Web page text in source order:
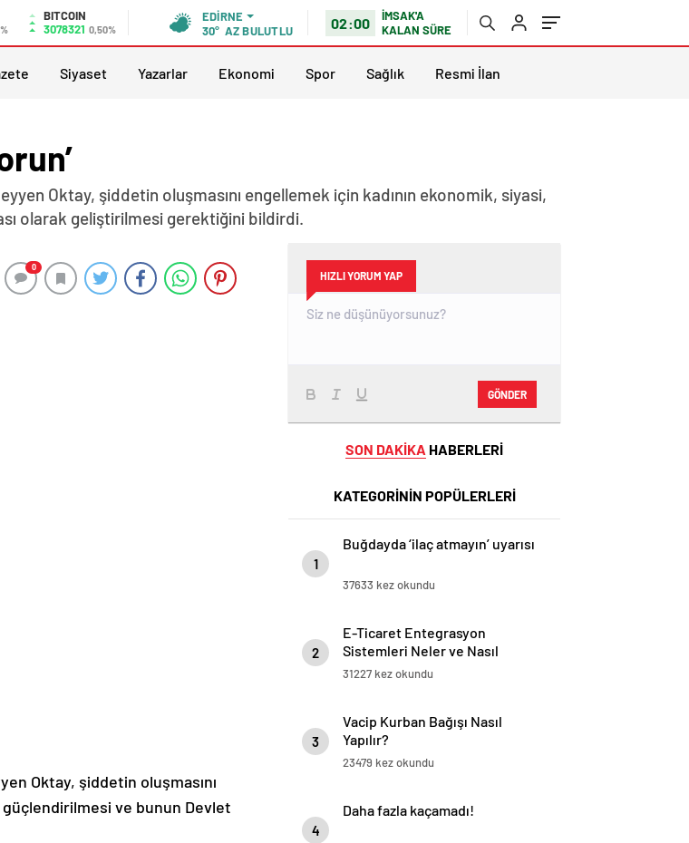
BITCOIN
3078321 0,50%
EDIRNE
30° AZ BULUTLU 02:00
İMSAK'A
KALAN SÜRE
Siyaset Yazarlar Ekonomi Spor Sağlık Resmi İlan
Oktay, şiddetin oluşmasını engellemek için kadının ekonomik, siyasi,
olarak geliştirilmesi gerektiğini bildirdi.
0
Oktay, şiddetin oluşmasını
güçlendirilmesi ve bunun Devlet
HIZLI YORUM YAP
GÖNDER
SON DAKİKA HABERLERİ
KATEGORİNİN POPÜLERLERİ
1
Buğdayda ‘ilaç atmayın’ uyarısı
37633 kez okundu
2
E-Ticaret Entegrasyon
Sistemleri Neler ve Nasıl
Yapılır?
31227 kez okundu
3
Vacip Kurban Bağışı Nasıl
Yapılır?
23479 kez okundu
4
Daha fazla kaçamadı!